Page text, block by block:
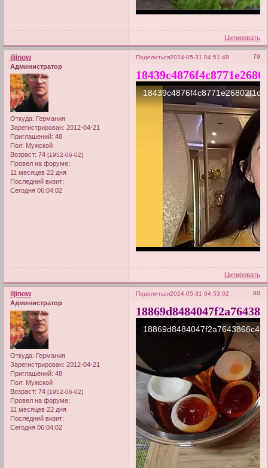
Цитировать
Поделиться 79
2024-05-31 04:51:48
iljinow
Администратор
Откуда: Германия
Зарегистрирован: 2012-04-21
Приглашений: 48
Пол: Мужской
Возраст: 74 [1952-06-02]
Провел на форуме:
11 месяцев 22 дня
Последний визит:
Сегодня 06:04:02
Цитировать
Поделиться 80
2024-05-31 04:53:02
iljinow
Администратор
Откуда: Германия
Зарегистрирован: 2012-04-21
Приглашений: 48
Пол: Мужской
Возраст: 74 [1952-06-02]
Провел на форуме:
11 месяцев 22 дня
Последний визит:
Сегодня 06:04:02